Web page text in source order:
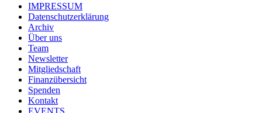
IMPRESSUM
Datenschutzerklärung
Archiv
Über uns
Team
Newsletter
Mitgliedschaft
Finanzübersicht
Spenden
Kontakt
EVENTS